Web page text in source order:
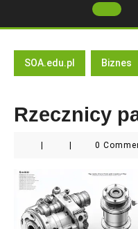
SOA.edu.pl Biznes
Rzecznicy
0